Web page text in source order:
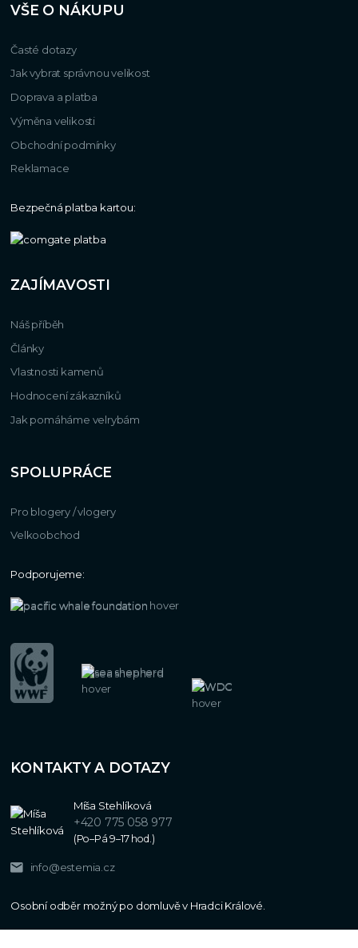
VŠE O NÁKUPU
Časté dotazy
Jak vybrat správnou velikost
Doprava a platba
Výměna velikosti
Obchodní podmínky
Reklamace
Bezpečná platba kartou:
ZAJÍMAVOSTI
Náš příběh
Články
Vlastnosti kamenů
Hodnocení zákazníků
Jak pomáháme velrybám
SPOLUPRÁCE
Pro blogery / vlogery
Velkoobchod
Podporujeme:
KONTAKTY A DOTAZY
Míša Stehlíková
+420 775 058 977
(Po–Pá 9–17 hod.)
info@estemia.cz